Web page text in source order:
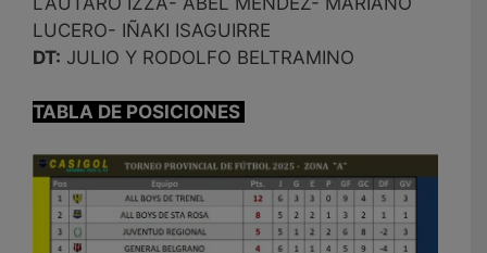
LUCERO- IÑAKI ISAGUIRRE
DT: JULIO Y RODOLFO BELTRAMINO
TABLA DE POSICIONES